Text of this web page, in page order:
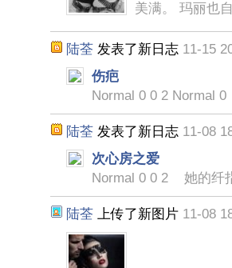
美满。 玛丽也
陆荃 发表了新日志 11-15
伤疤
Normal 0 0 2 Normal 0
陆荃 发表了新日志 11-08
次心房之爱
Normal 0 0 2 她的纤
陆荃 上传了新图片 11-08